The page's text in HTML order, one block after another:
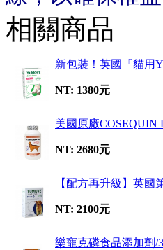
相關商品
新包裝！英國『貓用
NT: 1380元
美國原廠COSEQUIN
NT: 2680元
【配方再升級】英
NT: 2100元
樂寵克磷食品添加劑/